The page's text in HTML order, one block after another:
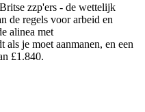
zzp'ers - de wettelijk
de regels voor arbeid en
alinea met
je moet aanmanen, en een
£1.840.